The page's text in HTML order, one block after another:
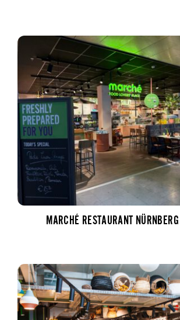
MARCHÉ RESTAURANT